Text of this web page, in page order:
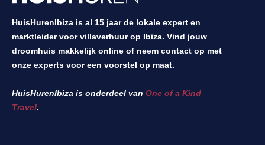
HuisHurenIbiza is al 15 jaar de lokale expert en
marktleider voor villaverhuur op Ibiza. Vind jouw
droomhuis makkelijk online of neem contact op met
onze experts voor een voorstel op maat.
HuisHurenIbiza is onderdeel van One of a Kind
Travel.